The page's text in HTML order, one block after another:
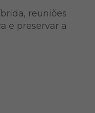
reuniões
e preservar a